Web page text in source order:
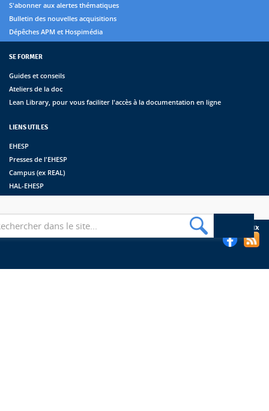
S'abonner aux alertes thématiques
Bulletin des nouvelles acquisitions
Dépêches APM et Hospimédia
SE FORMER
Guides et conseils
Ateliers de la doc
Lean Library, pour vous faciliter l'accès à la documentation en ligne
LIENS UTILES
EHESP
Presses de l'EHESP
Campus (ex REAL)
HAL-EHESP
Suivez les bibliothèques de l'EHESP sur les réseaux sociaux